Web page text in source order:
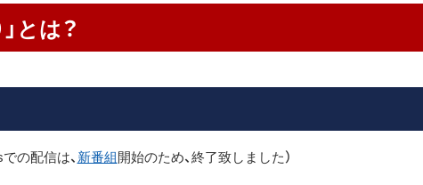
とは？
の配信は、 新番組開始のため、終了致しました）